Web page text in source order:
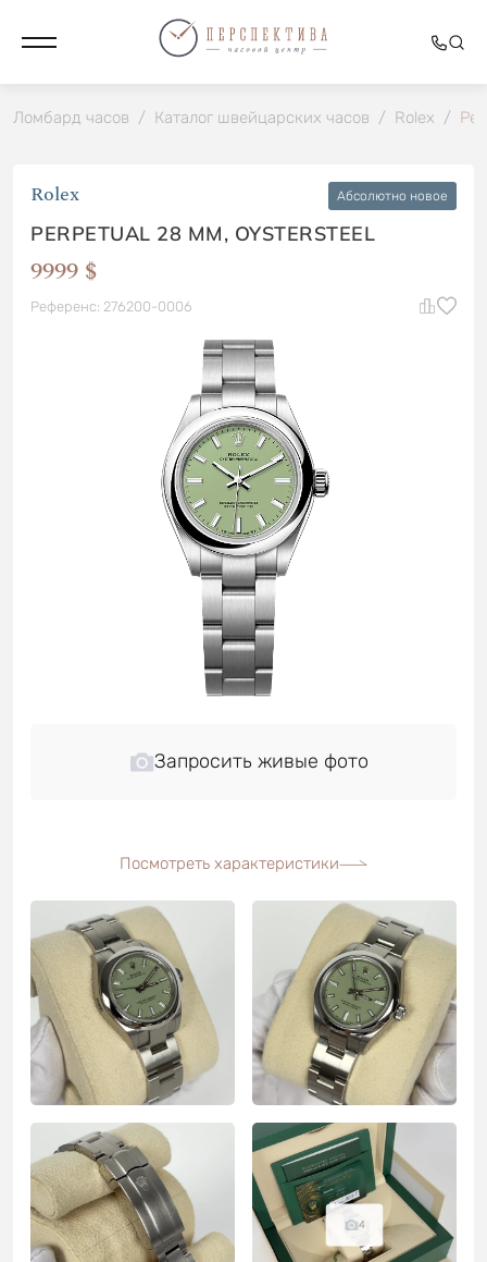
Ломбард часов / Каталог швейцарских часов / Rolex /
Rolex Абсолютно новое
PERPETUAL 28 MM, OYSTERSTEEL
9999 $
Референс: 276200-0006
Запросить живые фото
Посмотреть характеристики
4